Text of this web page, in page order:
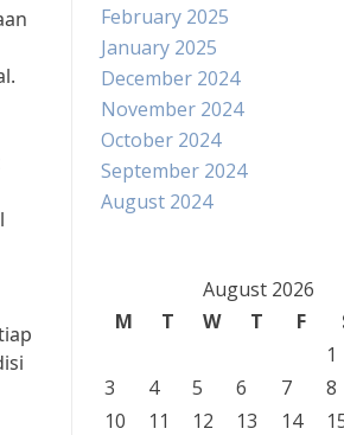
February 2025
January 2025
December 2024
November 2024
October 2024
September 2024
August 2024
August 2026
M
T W T F
1
3
4 5 6 7 8
10
11 12 13 14